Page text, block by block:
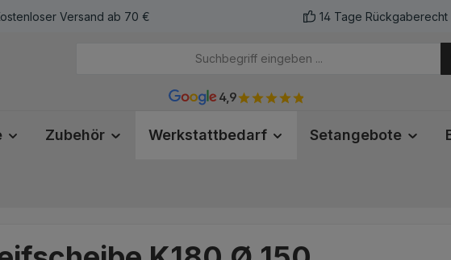
Versand ab 70 € 14 Tage Rückgaberecht
4,9
Zubehör Werkstattbedarf Setangebote